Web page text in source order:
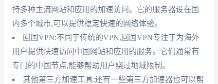
持多种主流网站和应用的加速访问。它的服务器设在国
内多个城市,可以提供稳定快速的网络体验。
回国VPN:不同于传统的VPN,回国VPN专注于为海外
用户提供快速访问中国网站和应用的服务。它们通常有
专门的中国节点,能够帮助用户绕过地域限制。
其他第三方加速工具:还有一些第三方加速器也可以帮